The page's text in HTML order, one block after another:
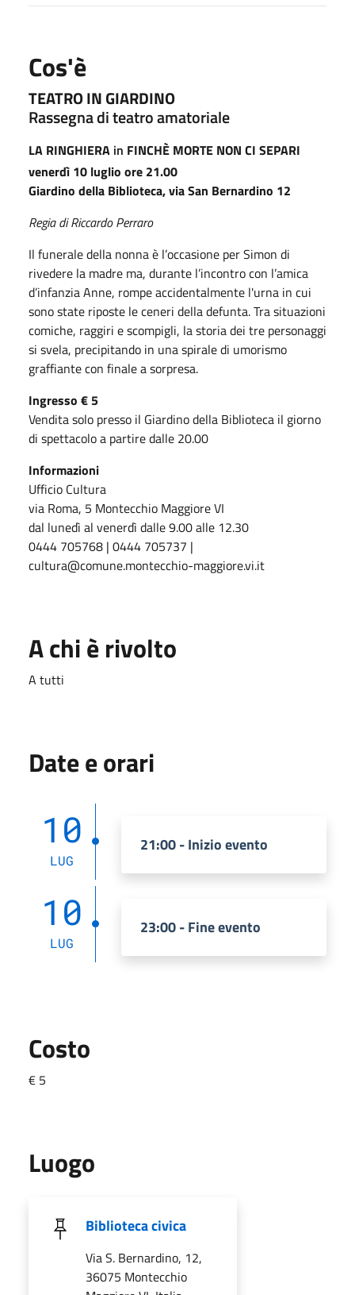
Cos'è
TEATRO IN GIARDINO
Rassegna di teatro amatoriale
LA RINGHIERA in FINCHÈ MORTE NON CI SEPARI
venerdì 10 luglio ore 21.00
Giardino della Biblioteca, via San Bernardino 12
Regia di Riccardo Perraro
Il funerale della nonna è l’occasione per Simon di
rivedere la madre ma, durante l’incontro con l’amica
d’infanzia Anne, rompe accidentalmente l'urna in cui
sono state riposte le ceneri della defunta. Tra situazioni
comiche, raggiri e scompigli, la storia dei tre personaggi
si svela, precipitando in una spirale di umorismo
graffiante con finale a sorpresa.
Ingresso € 5
Vendita solo presso il Giardino della Biblioteca il giorno
di spettacolo a partire dalle 20.00
Informazioni
Ufficio Cultura
via Roma, 5 Montecchio Maggiore VI
dal lunedì al venerdì dalle 9.00 alle 12.30
0444 705768 | 0444 705737 |
cultura@comune.montecchio-maggiore.vi.it
A chi è rivolto
A tutti
Date e orari
10
LUG
21:00 - Inizio evento
10
LUG
23:00 - Fine evento
Costo
€ 5
Luogo
Biblioteca civica
Via S. Bernardino, 12,
36075 Montecchio